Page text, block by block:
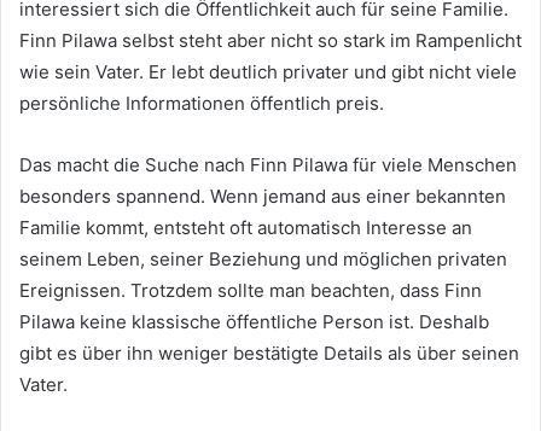
interessiert sich die Öffentlichkeit auch für seine Familie.
Finn Pilawa selbst steht aber nicht so stark im Rampenlicht
wie sein Vater. Er lebt deutlich privater und gibt nicht viele
persönliche Informationen öffentlich preis.
Das macht die Suche nach Finn Pilawa für viele Menschen
besonders spannend. Wenn jemand aus einer bekannten
Familie kommt, entsteht oft automatisch Interesse an
seinem Leben, seiner Beziehung und möglichen privaten
Ereignissen. Trotzdem sollte man beachten, dass Finn
Pilawa keine klassische öffentliche Person ist. Deshalb
gibt es über ihn weniger bestätigte Details als über seinen
Vater.